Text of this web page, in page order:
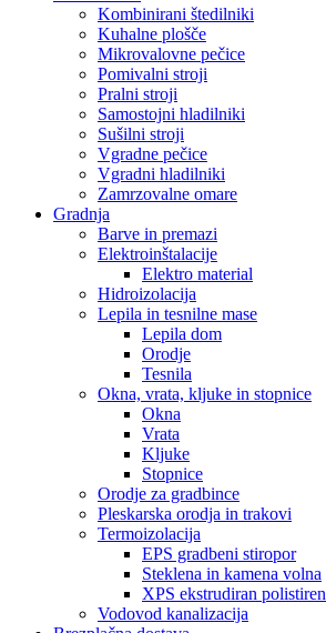
Kombinirani štedilniki
Kuhalne plošče
Mikrovalovne pečice
Pomivalni stroji
Pralni stroji
Samostojni hladilniki
Sušilni stroji
Vgradne pečice
Vgradni hladilniki
Zamrzovalne omare
Gradnja
Barve in premazi
Elektroinštalacije
Elektro material
Hidroizolacija
Lepila in tesnilne mase
Lepila dom
Orodje
Tesnila
Okna, vrata, kljuke in stopnice
Okna
Vrata
Kljuke
Stopnice
Orodje za gradbince
Pleskarska orodja in trakovi
Termoizolacija
EPS gradbeni stiropor
Steklena in kamena volna
XPS ekstrudiran polistiren
Vodovod kanalizacija